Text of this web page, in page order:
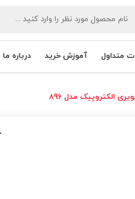
متداول آموزش خرید درباره ما
الکتروپیک مدل 896